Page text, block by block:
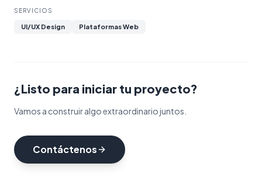
SERVICIOS
UI/UX Design Plataformas Web
¿Listo para iniciar tu proyecto?
Vamos a construir algo extraordinario juntos.
Contáctenos